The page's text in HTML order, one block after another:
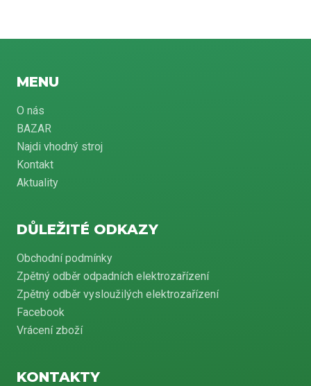
MENU
O nás
BAZAR
Najdi vhodný stroj
Kontakt
Aktuality
DŮLEŽITÉ ODKAZY
Obchodní podmínky
Zpětný odběr odpadních elektrozařízení
Zpětný odběr vysloužilých elektrozařízení
Facebook
Vrácení zboží
KONTAKTY